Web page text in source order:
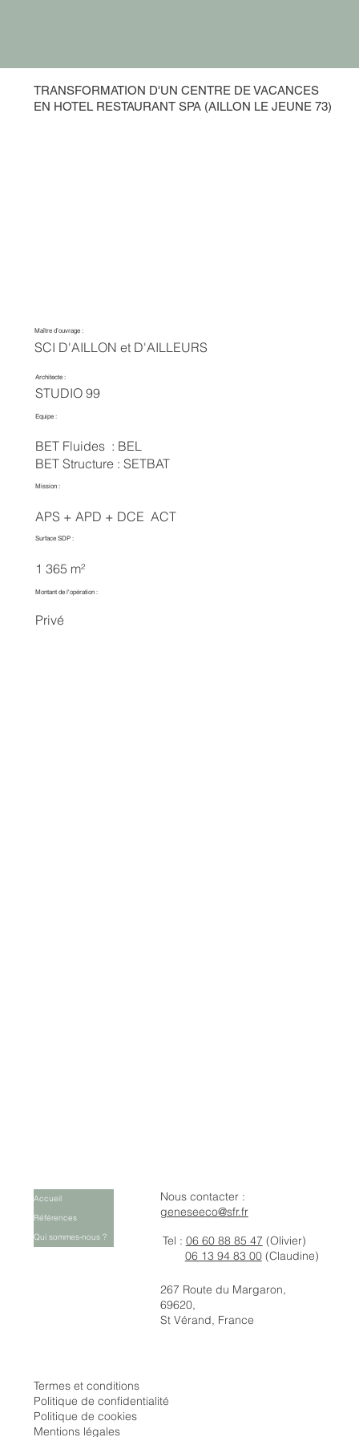
TRANSFORMATION D'UN CENTRE DE VACANCES
EN HOTEL RESTAURANT SPA (AILLON LE JEUNE 73)
Maître d’ouvrage :
SCI D'AILLON et D'AILLEURS
Architecte :
STUDIO 99
Equipe :
BET Fluides : BEL
BET Structure : SETBAT
Mission :
APS + APD + DCE ACT
Surface SDP :
1 365 m²
Montant de l'opération :
Privé
Accueil
Références
Qui sommes-nous ?
Nous contacter :
geneseeco@sfr.fr
Tel : 06 60 88 85 47 (Olivier)
06 13 94 83 00(Claudine)
267 Route du Margaron,
69620,
St Vérand, France
Termes et conditions
Politique de confidentialité
Politique de cookies
Mentions légales